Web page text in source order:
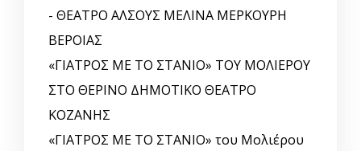
- ΘΕΑΤΡΟ ΑΛΣΟΥΣ ΜΕΛΙΝΑ ΜΕΡΚΟΥΡΗ
ΒΕΡΟΙΑΣ
«ΓΙΑΤΡΟΣ ΜΕ ΤΟ ΣΤΑΝΙΟ» ΤΟΥ ΜΟΛΙΕΡΟΥ
ΣΤΟ ΘΕΡΙΝΟ ΔΗΜΟΤΙΚΟ ΘΕΑΤΡΟ
ΚΟΖΑΝΗΣ
«ΓΙΑΤΡΟΣ ΜΕ ΤΟ ΣΤΑΝΙΟ» του Μολιέρου